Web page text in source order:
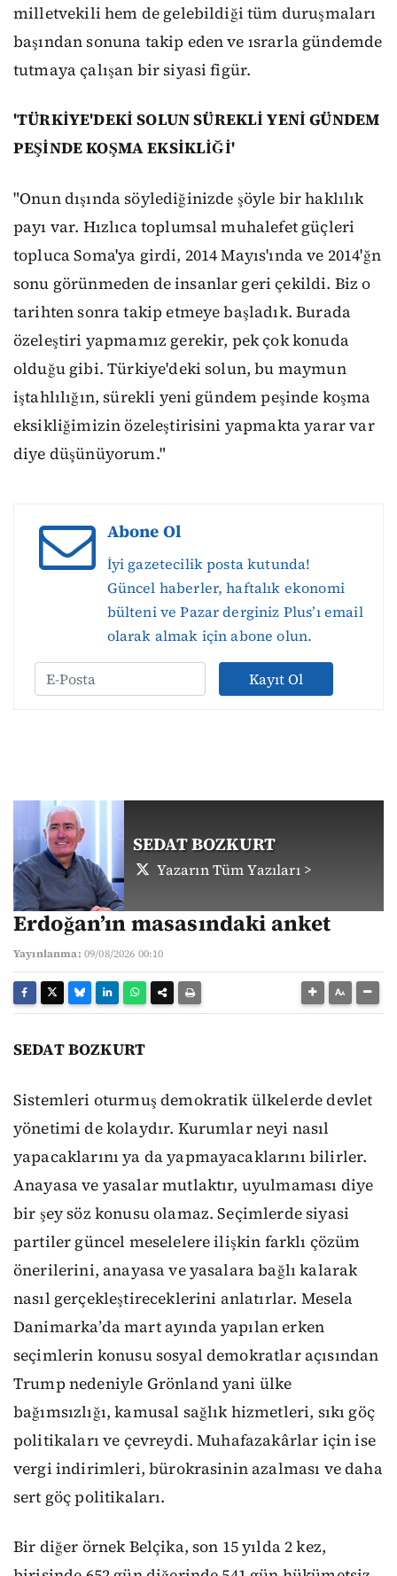
milletvekili hem de gelebildiği tüm duruşmaları
başından sonuna takip eden ve ısrarla gündemde
tutmaya çalışan bir siyasi figür.
'TÜRKİYE'DEKİ SOLUN SÜREKLİ YENİ GÜNDEM
PEŞİNDE KOŞMA EKSİKLİĞİ'
"Onun dışında söylediğinizde şöyle bir haklılık
payı var. Hızlıca toplumsal muhalefet güçleri
topluca Soma'ya girdi, 2014 Mayıs'ında ve 2014'ğn
sonu görünmeden de insanlar geri çekildi. Biz o
tarihten sonra takip etmeye başladık. Burada
özeleştiri yapmamız gerekir, pek çok konuda
olduğu gibi. Türkiye'deki solun, bu maymun
iştahlılığın, sürekli yeni gündem peşinde koşma
eksikliğimizin özeleştirisini yapmakta yarar var
diye düşünüyorum."
Abone Ol
İyi gazetecilik posta kutunda!
Güncel haberler, haftalık ekonomi
bülteni ve Pazar derginiz Plus’ı email
olarak almak için abone olun.
Kayıt Ol
SEDAT BOZKURT
Yazarın Tüm Yazıları >
Erdoğan’ın masasındaki anket
Yayınlanma: 09/08/2026 00:10
SEDAT BOZKURT
Sistemleri oturmuş demokratik ülkelerde devlet
yönetimi de kolaydır. Kurumlar neyi nasıl
yapacaklarını ya da yapmayacaklarını bilirler.
Anayasa ve yasalar mutlaktır, uyulmaması diye
bir şey söz konusu olamaz. Seçimlerde siyasi
partiler güncel meselelere ilişkin farklı çözüm
önerilerini, anayasa ve yasalara bağlı kalarak
nasıl gerçekleştireceklerini anlatırlar. Mesela
Danimarka’da mart ayında yapılan erken
seçimlerin konusu sosyal demokratlar açısından
Trump nedeniyle Grönland yani ülke
bağımsızlığı, kamusal sağlık hizmetleri, sıkı göç
politikaları ve çevreydi. Muhafazakârlar için ise
vergi indirimleri, bürokrasinin azalması ve daha
sert göç politikaları.
Bir diğer örnek Belçika, son 15 yılda 2 kez,